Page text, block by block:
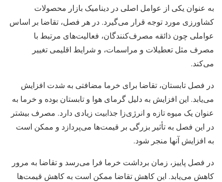
به عنوان یکی از عوامل اصلی در دینامیک بازار محصولات
کشاورزی مورد توجه قرار می‌گیرد. در هر فصل، تقاضا بر اساس
عواملی چون ذائقه مصرف‌کنندگان، فعالیت‌های مرتبط با
مصرف مثل تعطیلات و مراسمات، و شرایط اقلیمی تغییر
می‌کند.
در فصل تابستان، تقاضا برای خرما مضافتی به شدت افزایش
می‌یابد. این افزایش به دلیل گرمای هوا و تابستان بوده و خرما به
عنوان یک میوه تازه و انرژی‌زا جذابیت زیادی دارد. مصرف بیشتر
در این فصل به تأثیر بزرگی بر قیمت‌ها می‌پردازد و ممکن است
به افزایش آنها منجر شود.
در فصل پاییز، زمان برداشت خرما فرا می‌رسد و تقاضا به مرور
کاهش می‌یابد. این کاهش تقاضا ممکن است به کاهش قیمت‌ها